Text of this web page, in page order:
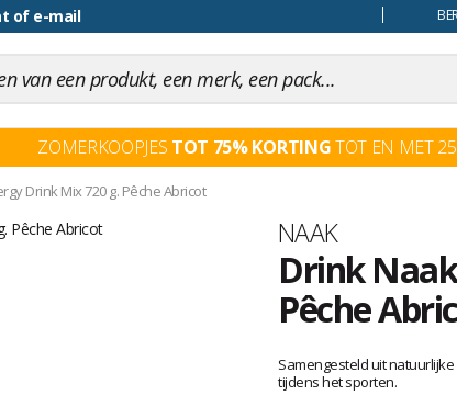
of e-mail
ZOMERKOOPJES TOT 75% KORTINGTOT EN MET
Drink Mix 720 g. Pêche Abricot
Merk
NAAK
Drink
Pêche
oordeel
van
Samengesteld uit
tijdens het sporten.